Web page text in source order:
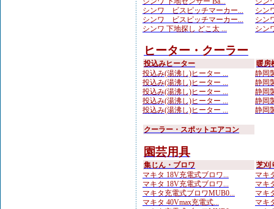
シンワ ビスピッチマーカー...
シンワ ビスピッチマーカー...
シンワ 下地探し どこ太 ...
シン
シン
シン
ヒーター・クーラー
投込みヒーター
投込み(湯沸し)ヒーター ...
投込み(湯沸し)ヒーター ...
投込み(湯沸し)ヒーター ...
投込み(湯沸し)ヒーター ...
投込み(湯沸し)ヒーター ...
暖房
静岡
静岡
静岡
静岡
静岡
クーラー・スポットエアコン
園芸用具
集じん・ブロワ
マキタ 18V充電式ブロワ...
マキタ 18V充電式ブロワ...
マキタ充電式ブロワMUB0...
マキタ 40Vmax充電式...
芝刈
マキ
マキ
マキ
マキ